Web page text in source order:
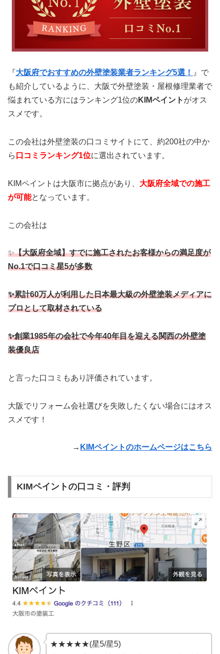
『大阪府でおすすめの外壁塗装業者ランキング5選！ 』で
も紹介しているように、大阪で外壁塗装・屋根修理業者で
悩まれている方にはランキング1位のKIMペイント がオス
スメです。
この会社は外壁塗装の口コミサイトにて、約200社の中か
ら 口コミランキング1位に選出されています。
KIMペイントは大阪市に拠点があり、 大阪府全域での施工
が可能となっています。
この会社は
✨【大阪府全域】すでに施工されたお客様からの満足度が
No.1で口コミ星5が多数
✨累計60万人が利用した日本最大級の外壁塗装メディアに
プロとして取材されている
✨創業1985年の会社で今年40年目を迎える関西の外壁塗
装優良店
と言った口コミもあり評価されています。
大阪でリフォーム会社選びを失敗したくない場合にはオス
スメです！
→ KIMペイントのホームページはこちら
KIMペイントの口コミ・評判
★★★★★(星5/星5)